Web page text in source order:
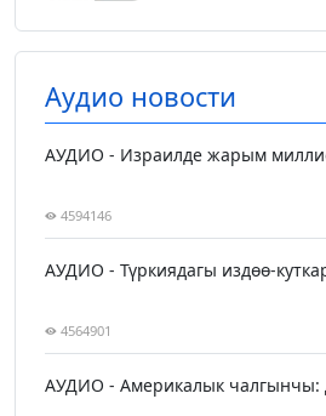
Аудио новости
АУДИО - Израилде жарым
4594146
АУДИО - Түркиядагы издөө-
4564901
АУДИО - Америкалык чалгынчы: